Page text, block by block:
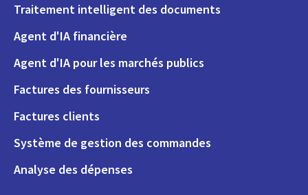
Traitement intelligent des documents
Agent d'IA financière
Agent d'IA pour les marchés publics
Factures des fournisseurs
Factures clients
Système de gestion des commandes
Analyse des dépenses